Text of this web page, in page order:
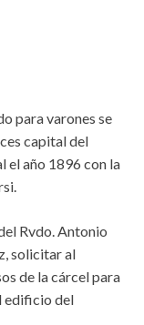
para varones se
capital del
el año 1896 con la
Rvdo. Antonio
solicitar al
de la cárcel para
edificio del